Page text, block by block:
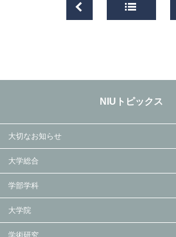
NIUトピックス
大切なお知らせ
大学総合
学部学科
大学院
学術研究